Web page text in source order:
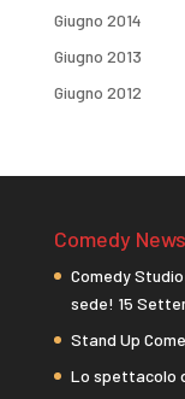
Giugno 2014
Giugno 2013
Giugno 2012
Comedy News
Comedy
sede! 15
Stand Up
Lo spettacolo